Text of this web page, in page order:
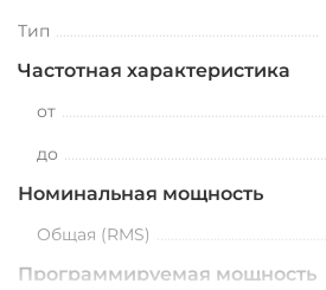
Тип
Частотная характеристика
от
до
Номинальная мощность
Общая (RMS)
Программируемая мощность